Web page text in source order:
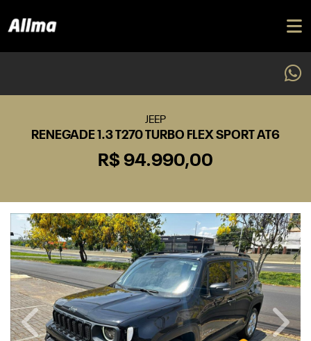
JEEP
RENEGADE 1.3 T270 TURBO FLEX SPORT AT6
R$ 94.990,00
Previous Next